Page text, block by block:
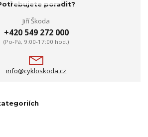
poradit?
Jiří Škoda
+420 549 272 000
(Po-Pá, 9:00-17:00 hod.)
info@cykloskoda.cz